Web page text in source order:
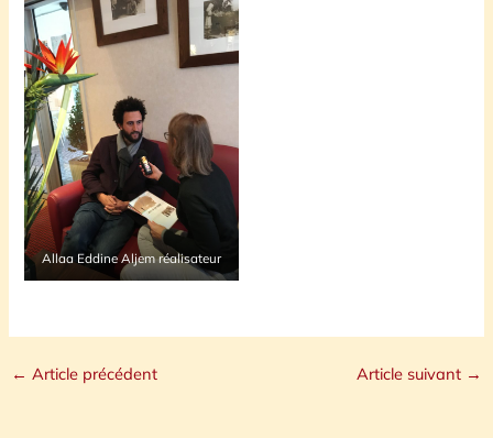
Allaa Eddine Aljem réalisateur
← Article précédent Article suivant →